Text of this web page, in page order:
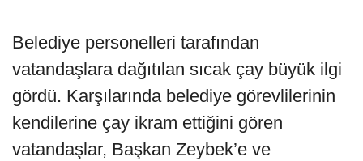
Belediye personelleri tarafından
vatandaşlara dağıtılan sıcak çay büyük ilgi
gördü. Karşılarında belediye görevlilerinin
kendilerine çay ikram ettiğini gören
vatandaşlar, Başkan Zeybek’e ve